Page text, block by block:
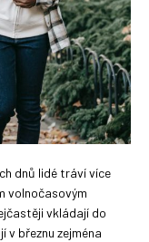
dnů lidé tráví více
volnočasovým
vkládají do
v březnu zejména